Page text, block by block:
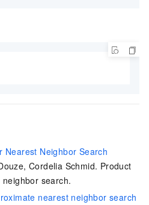
Nearest Neighbor Search
Cordelia Schmid. Product
search.
nearest neighbor search